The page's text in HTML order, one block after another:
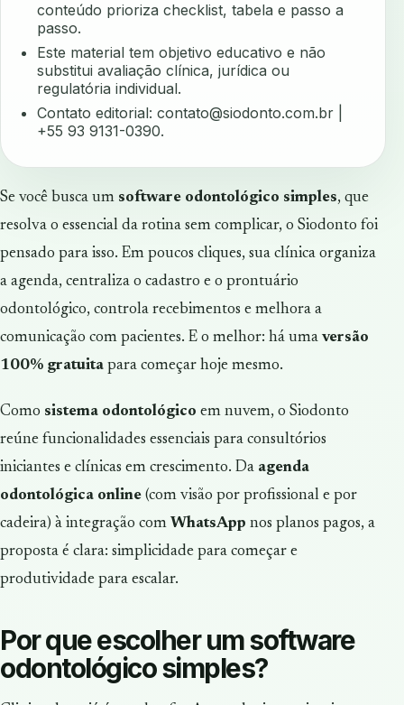
conteúdo prioriza checklist, tabela e passo a
passo.
Este material tem objetivo educativo e não
substitui avaliação clínica, jurídica ou
regulatória individual.
Contato editorial:contato@siodonto.com.br
+55 93 9131-0390.
Se você busca um software odontológico simples, que
resolva o essencial da rotina sem complicar, o Siodonto foi
pensado para isso. Em poucos cliques, sua clínica organiza
a agenda, centraliza o cadastro e o prontuário
odontológico, controla recebimentos e melhora a
comunicação com pacientes. E o melhor: há uma versão
100% gratuita para começar hoje mesmo.
Como sistema odontológico em nuvem, o Siodonto
reúne funcionalidades essenciais para consultórios
iniciantes e clínicas em crescimento. Da agenda
odontológica online (com visão por profissional e por
cadeira) à integração com WhatsApp nos planos pagos, a
proposta é clara: simplicidade para começar e
produtividade para escalar.
Por que escolher um software
odontológico simples?